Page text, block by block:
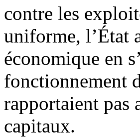
contre les
uniforme, l’État
économique en
fonctionnement
rapportaient pas
capitaux.